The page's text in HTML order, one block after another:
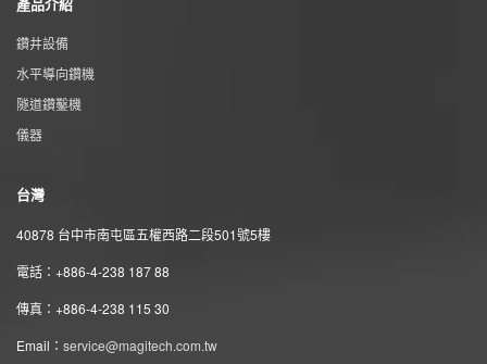
鑽井設備
水平導向鑽機
隧道鑽鑿機
儀器
台灣
40878 台中市南屯區五權西路二段501號5樓
電話：+886-4-238 187 88
傳真：+886-4-238 115 30
Email： service@magitech.com.tw